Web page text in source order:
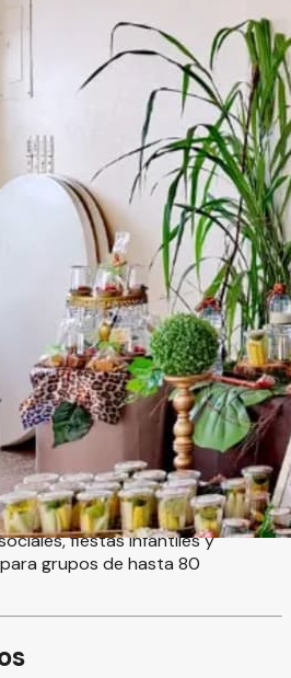
de Eventos
Terraza, Jardín Hasta80
es un exclusivo espacio con
ideal para celebrar reuniones y
ambiente cómodo, divertido y
cuenta con alberca de 1.30
chapoteadero de 35
convivencias familiares,
fiestas infantiles y
grupos de hasta 80